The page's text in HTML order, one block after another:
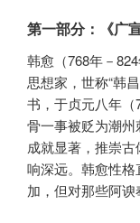
第一部分：《广
韩愈（768年－
思想家，世称“韩
书，于贞元八年
骨一事被贬为潮州
成就显著，推崇
响深远。韩愈性
加，但对那些阿谀